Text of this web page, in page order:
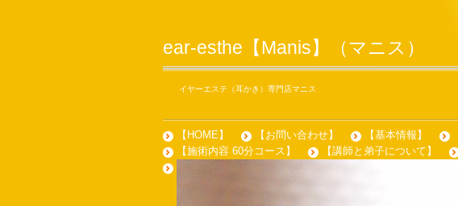
ear-esthe【Manis】（マニス）
イヤーエステ（耳かき）専門店マニス
【HOME】 【お問い合わせ】 【基本情報】
【施術内容 60分コース】
【講師と弟子について】